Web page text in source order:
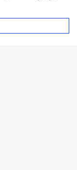
| Podcast